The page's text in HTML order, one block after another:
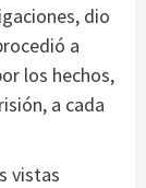
dio
a
los hechos,
a cada
vistas